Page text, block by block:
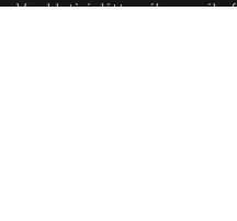
Varahlutir í slátturvélar og vélorf